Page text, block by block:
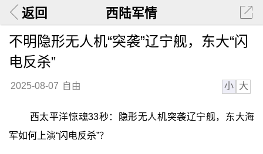
返回 西陆军情
不明隐形无人机“突袭”辽宁舰，东大“闪
电反杀”
2025-08-07 自由 小 大
西太平洋惊魂33秒：隐形无人机突袭辽宁舰，东大海
军如何上演“闪电反杀”？